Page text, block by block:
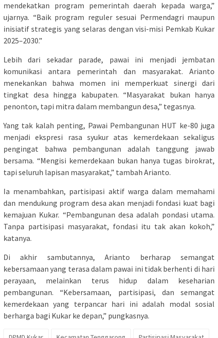
mendekatkan program pemerintah daerah kepada warga,”
ujarnya. “Baik program reguler sesuai Permendagri maupun
inisiatif strategis yang selaras dengan visi-misi Pemkab Kukar
2025–2030.”
Lebih dari sekadar parade, pawai ini menjadi jembatan
komunikasi antara pemerintah dan masyarakat. Arianto
menekankan bahwa momen ini memperkuat sinergi dari
tingkat desa hingga kabupaten. “Masyarakat bukan hanya
penonton, tapi mitra dalam membangun desa,” tegasnya.
Yang tak kalah penting, Pawai Pembangunan HUT ke-80 juga
menjadi ekspresi rasa syukur atas kemerdekaan sekaligus
pengingat bahwa pembangunan adalah tanggung jawab
bersama. “Mengisi kemerdekaan bukan hanya tugas birokrat,
tapi seluruh lapisan masyarakat,” tambah Arianto.
Ia menambahkan, partisipasi aktif warga dalam memahami
dan mendukung program desa akan menjadi fondasi kuat bagi
kemajuan Kukar. “Pembangunan desa adalah pondasi utama.
Tanpa partisipasi masyarakat, fondasi itu tak akan kokoh,”
katanya.
Di akhir sambutannya, Arianto berharap semangat
kebersamaan yang terasa dalam pawai ini tidak berhenti di hari
perayaan, melainkan terus hidup dalam keseharian
pembangunan. “Kebersamaan, partisipasi, dan semangat
kemerdekaan yang terpancar hari ini adalah modal sosial
berharga bagi Kukar ke depan,” pungkasnya.